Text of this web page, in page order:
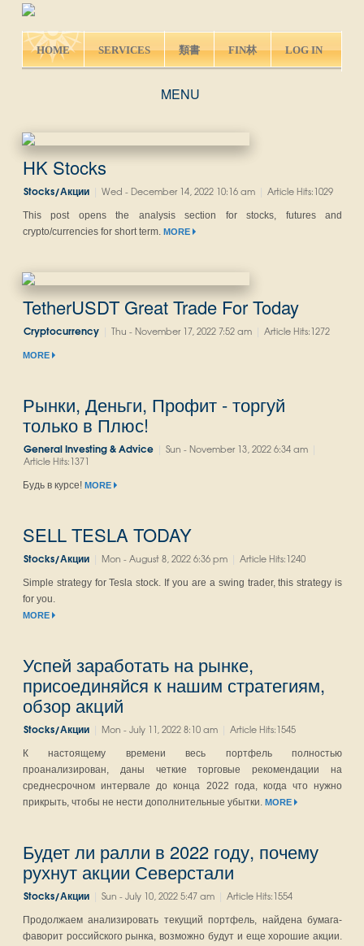
HOME SERVICES 類書 FIN林 LOG IN
MENU
HK Stocks
Stocks/Акции Wed - December 14, 2022 10:16 am Article Hits:1029
This post opens the analysis section for stocks, futures and
crypto/currencies for short term. MORE
TetherUSDT Great Trade For Today
Cryptocurrency Thu - November 17, 2022 7:52 am Article Hits:1272
MORE
Рынки, Деньги, Профит - торгуй
только в Плюс!
General Investing & Advice Sun - November 13, 2022 6:34 am
Article Hits:1371
Будь в курсе! MORE
SELL TESLA TODAY
Stocks/Акции Mon - August 8, 2022 6:36 pm Article Hits:1240
Simple strategy for Tesla stock. If you are a swing trader, this strategy is
for you.
MORE
Успей заработать на рынке,
присоединяйся к нашим стратегиям,
обзор акций
Stocks/Акции Mon - July 11, 2022 8:10 am Article Hits:1545
К настоящему времени весь портфель полностью
проанализирован, даны четкие торговые рекомендации на
среднесрочном интервале до конца 2022 года, когда что нужно
прикрыть, чтобы не нести дополнительные убытки. MORE
Будет ли ралли в 2022 году, почему
рухнут акции Северстали
Stocks/Акции Sun - July 10, 2022 5:47 am Article Hits:1554
Продолжаем анализировать текущий портфель, найдена бумага-
фаворит российского рынка, возможно будут и еще хорошие акции.